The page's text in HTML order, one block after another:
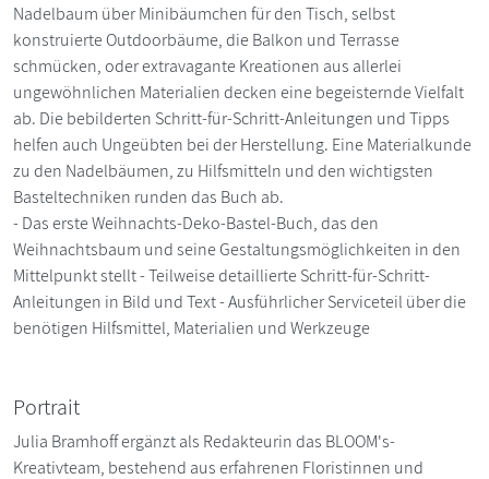
Nadelbaum über Minibäumchen für den Tisch, selbst
konstruierte Outdoorbäume, die Balkon und Terrasse
schmücken, oder extravagante Kreationen aus allerlei
ungewöhnlichen Materialien decken eine begeisternde Vielfalt
ab. Die bebilderten Schritt-für-Schritt-Anleitungen und Tipps
helfen auch Ungeübten bei der Herstellung. Eine Materialkunde
zu den Nadelbäumen, zu Hilfsmitteln und den wichtigsten
Basteltechniken runden das Buch ab.
- Das erste Weihnachts-Deko-Bastel-Buch, das den
Weihnachtsbaum und seine Gestaltungsmöglichkeiten in den
Mittelpunkt stellt - Teilweise detaillierte Schritt-für-Schritt-
Anleitungen in Bild und Text - Ausführlicher Serviceteil über die
benötigen Hilfsmittel, Materialien und Werkzeuge
Portrait
Julia Bramhoff ergänzt als Redakteurin das BLOOM's-
Kreativteam, bestehend aus erfahrenen Floristinnen und